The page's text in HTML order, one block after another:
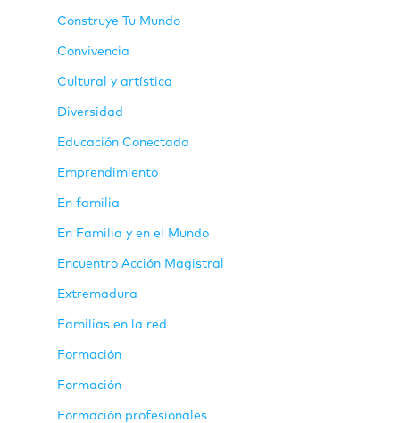
Construye Tu Mundo
Convivencia
Cultural y artística
Diversidad
Educación Conectada
Emprendimiento
En familia
En Familia y en el Mundo
Encuentro Acción Magistral
Extremadura
Familias en la red
Formación
Formación
Formación profesionales